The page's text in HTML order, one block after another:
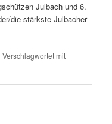
Julbach und 6.
die stärkste Julbacher
|Verschlagwortet mit